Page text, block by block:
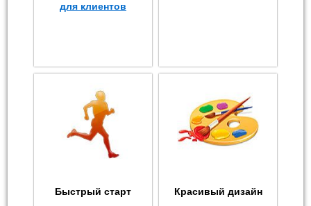
для клиентов
Быстрый старт Красивый дизайн